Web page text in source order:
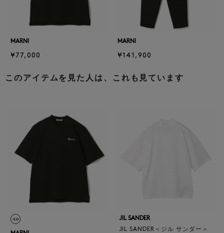
MARNI
¥77,000
MARNI
¥141,900
このアイテムを見た人は、これも見ています
JIL SANDER
JIL SANDER＜ジル サンダー＞